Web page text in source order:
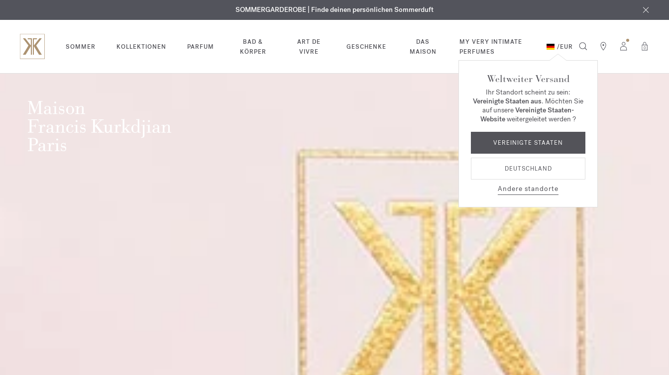
EXKLUSIV | Erhalten Sie OUDvelvet moodin Ihrer Bestellung*
KOSTENLOSE GRAVUR | Auf alle Düfte und Körperöle bis zum 9. August
SOMMERGARDEROBE | Finde deinen persönlichen Sommerduft
SOMMER KOLLEKTIONEN PARFUM
BAD &
KÖRPER
ART DE
VIVRE
GESCHENKE
DAS
MAISON
MY VERY INTIMATE
PERFUMES
/EUR 0
Weltweiter Versand
Ihr Standort scheint zu sein:
Vereinigte Staaten aus. Möchten Sie
auf unsereVereinigte Staaten-
Websiteweitergeleitet werden ?
VEREINIGTE STAATEN
DEUTSCHLAND
Andere standorte